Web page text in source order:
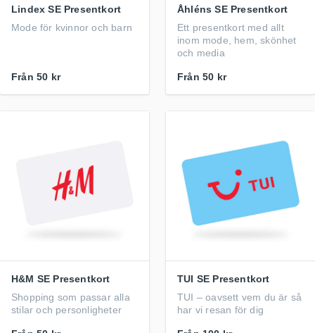
Lindex SE Presentkort
Mode för kvinnor och barn
Från 50 kr
Åhléns SE Presentkort
Ett presentkort med allt
inom mode, hem, skönhet
och media
Från 50 kr
H&M SE Presentkort
Shopping som passar alla
stilar och personligheter
TUI SE Presentkort
TUI – oavsett vem du är så
har vi resan för dig